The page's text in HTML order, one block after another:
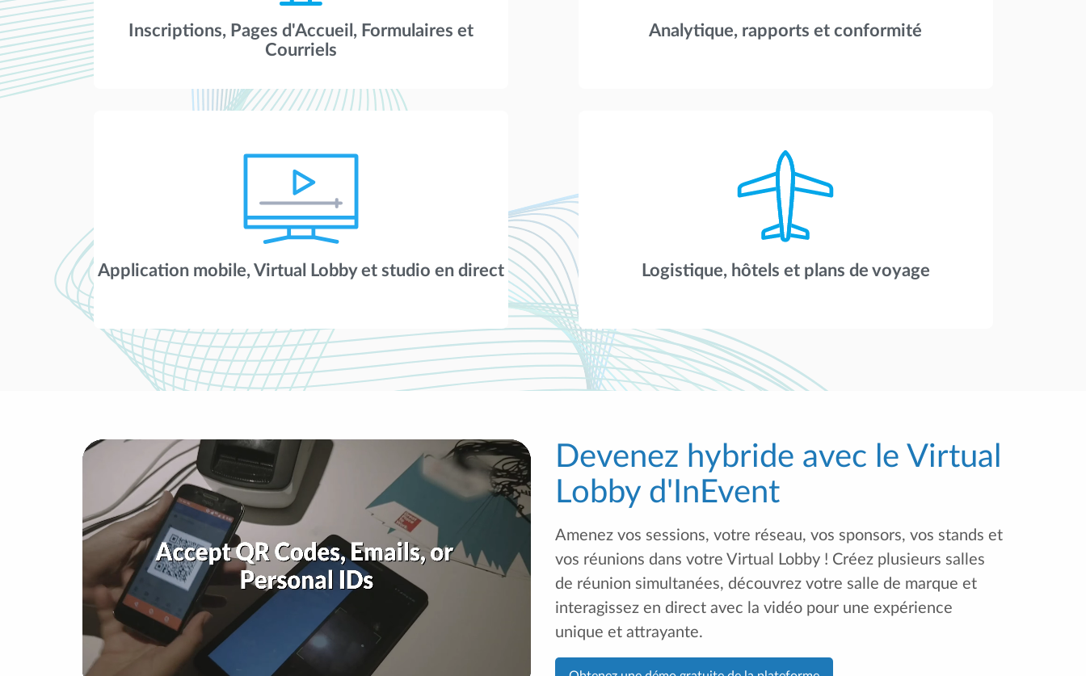
Inscriptions, Pages d'Accueil, Formulaires et
Courriels
Analytique, rapports et conformité
Application mobile, Virtual Lobby et studio en direct Logistique, hôtels et plans de voyage
Devenez hybride avec le Virtual
Lobby d'InEvent
Amenez vos sessions, votre réseau, vos sponsors, vos stands et
vos réunions dans votre Virtual Lobby ! Créez plusieurs salles
de réunion simultanées, découvrez votre salle de marque et
interagissez en direct avec la vidéo pour une expérience
unique et attrayante.